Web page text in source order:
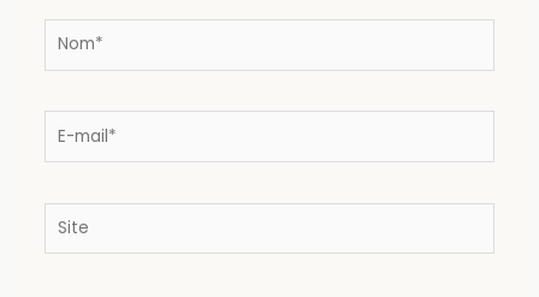
Nom*
E-
Site